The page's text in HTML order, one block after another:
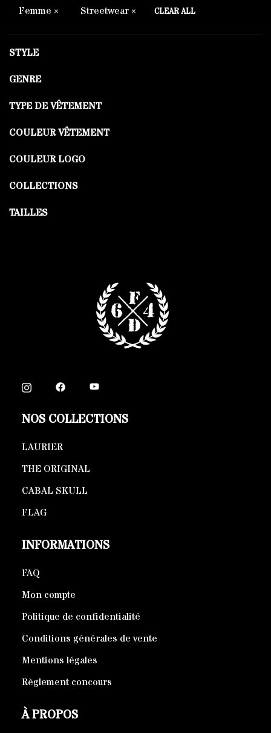
Femme Streetwear CLEAR ALL
STYLE
GENRE
TYPE DE VÊTEMENT
COULEUR VÊTEMENT
COULEUR LOGO
COLLECTIONS
TAILLES
NOS COLLECTIONS
LAURIER
THE ORIGINAL
CABAL SKULL
FLAG
INFORMATIONS
FAQ
Mon compte
Politique de confidentialité
Conditions générales de vente
Mentions légales
Règlement concours
À PROPOS